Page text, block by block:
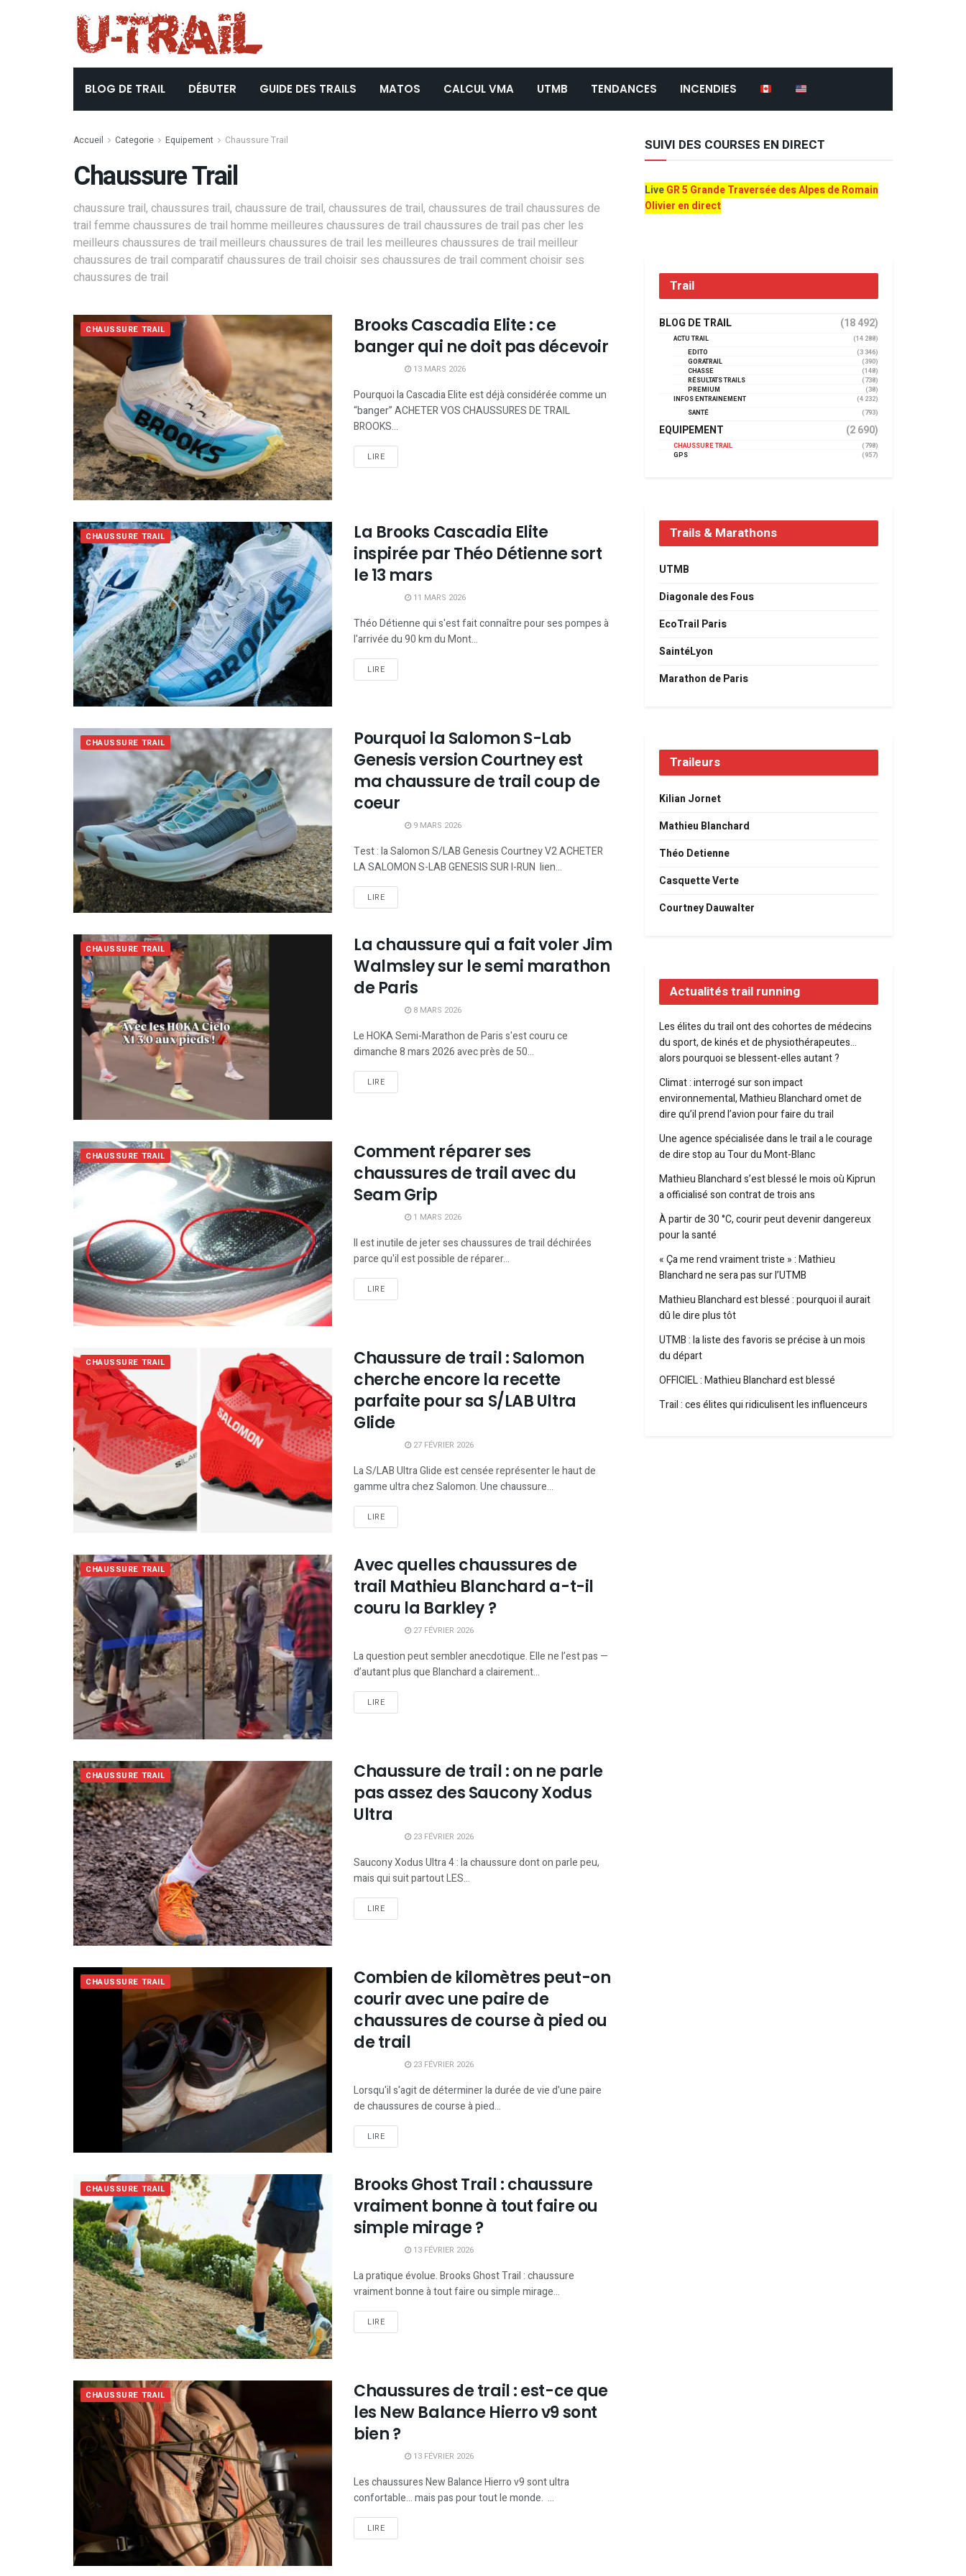
BLOG DE TRAIL DÉBUTER GUIDE DES TRAILS MATOS CALCUL VMA UTMB TENDANCES INCENDIES
Accueil Categorie Equipement Chaussure Trail
Chaussure Trail
chaussure trail, chaussures trail, chaussure de trail, chaussures de trail, chaussures de trail chaussures de
trail femme chaussures de trail homme meilleures chaussures de trail chaussures de trail pas cher les
meilleurs chaussures de trail meilleurs chaussures de trail les meilleures chaussures de trail meilleur
chaussures de trail comparatif chaussures de trail choisir ses chaussures de trail comment choisir ses
chaussures de trail
CHAUSSURE TRAIL
Brooks Cascadia Elite : ce
banger qui ne doit pas décevoir
13 MARS 2026
Pourquoi la Cascadia Elite est déjà considérée comme un
“banger” ACHETER VOS CHAUSSURES DE TRAIL
BROOKS...
LIRE
CHAUSSURE TRAIL
La Brooks Cascadia Elite
inspirée par Théo Détienne sort
le 13 mars
11 MARS 2026
Théo Détienne qui s'est fait connaître pour ses pompes à
l'arrivée du 90 km du Mont...
LIRE
CHAUSSURE TRAIL
Pourquoi la Salomon S-Lab
Genesis version Courtney est
ma chaussure de trail coup de
coeur
9 MARS 2026
Test : la Salomon S/LAB Genesis Courtney V2 ACHETER
LA SALOMON S-LAB GENESIS SUR I-RUN lien...
LIRE
CHAUSSURE TRAIL
La chaussure qui a fait voler Jim
Walmsley sur le semi marathon
de Paris
8 MARS 2026
Le HOKA Semi-Marathon de Paris s'est couru ce
dimanche 8 mars 2026 avec près de 50...
LIRE
CHAUSSURE TRAIL
Comment réparer ses
chaussures de trail avec du
Seam Grip
1 MARS 2026
Il est inutile de jeter ses chaussures de trail déchirées
parce qu'il est possible de réparer...
LIRE
CHAUSSURE TRAIL
Chaussure de trail : Salomon
cherche encore la recette
parfaite pour sa S/LAB Ultra
Glide
27 FÉVRIER 2026
La S/LAB Ultra Glide est censée représenter le haut de
gamme ultra chez Salomon. Une chaussure...
LIRE
CHAUSSURE TRAIL
Avec quelles chaussures de
trail Mathieu Blanchard a-t-il
couru la Barkley ?
27 FÉVRIER 2026
La question peut sembler anecdotique. Elle ne l’est pas —
d’autant plus que Blanchard a clairement...
LIRE
CHAUSSURE TRAIL
Chaussure de trail : on ne parle
pas assez des Saucony Xodus
Ultra
23 FÉVRIER 2026
Saucony Xodus Ultra 4 : la chaussure dont on parle peu,
mais qui suit partout LES...
LIRE
CHAUSSURE TRAIL
Combien de kilomètres peut-on
courir avec une paire de
chaussures de course à pied ou
de trail
23 FÉVRIER 2026
Lorsqu'il s'agit de déterminer la durée de vie d'une paire
de chaussures de course à pied...
LIRE
CHAUSSURE TRAIL
Brooks Ghost Trail : chaussure
vraiment bonne à tout faire ou
simple mirage ?
13 FÉVRIER 2026
La pratique évolue. Brooks Ghost Trail : chaussure
vraiment bonne à tout faire ou simple mirage...
LIRE
CHAUSSURE TRAIL
Chaussures de trail : est-ce que
les New Balance Hierro v9 sont
bien ?
13 FÉVRIER 2026
Les chaussures New Balance Hierro v9 sont ultra
confortable… mais pas pour tout le monde. ...
LIRE
SUIVI DES COURSES EN DIRECT
LiveGR 5 Grande Traversée des Alpes de Romain
Olivier en direct
Trail
BLOG DE TRAIL (18 492)
ACTU TRAIL
(14 288)
EDITO
(3 346)
GORATRAIL
(390)
CHASSE
(148)
RÉSULTATS TRAILS
(738)
PREMIUM
(38)
INFOS ENTRAINEMENT
(4 232)
SANTÉ
(793)
EQUIPEMENT (2 690)
CHAUSSURE TRAIL
(798)
GPS
(957)
Trails & Marathons
UTMB
Diagonale des Fous
EcoTrail Paris
SaintéLyon
Marathon de Paris
Traileurs
Kilian Jornet
Mathieu Blanchard
Théo Detienne
Casquette Verte
Courtney Dauwalter
Actualités trail running
Les élites du trail ont des cohortes de médecins
du sport, de kinés et de physiothérapeutes…
alors pourquoi se blessent-elles autant ?
Climat : interrogé sur son impact
environnemental, Mathieu Blanchard omet de
dire qu’il prend l’avion pour faire du trail
Une agence spécialisée dans le trail a le courage
de dire stop au Tour du Mont-Blanc
Mathieu Blanchard s’est blessé le mois où Kiprun
a officialisé son contrat de trois ans
À partir de 30 °C, courir peut devenir dangereux
pour la santé
« Ça me rend vraiment triste » : Mathieu
Blanchard ne sera pas sur l’UTMB
Mathieu Blanchard est blessé : pourquoi il aurait
dû le dire plus tôt
UTMB : la liste des favoris se précise à un mois
du départ
OFFICIEL : Mathieu Blanchard est blessé
Trail : ces élites qui ridiculisent les influenceurs